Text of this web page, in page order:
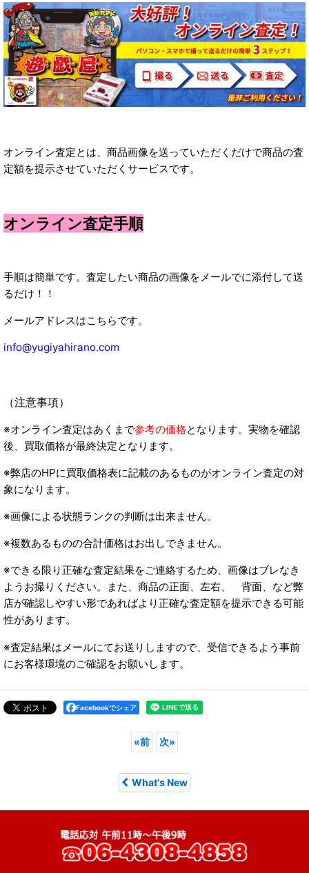
オンライン査定とは、商品画像を送っていただくだけで商品の査
定額を提示させていただくサービスです。
オンライン査定手順
手順は簡単です。査定したい商品の画像をメールでに添付して送
るだけ！！
メールアドレスはこちらです。
info@yugiyahirano.com
（注意事項）
※オンライン査定はあくまで参考の価格となります。実物を確認
後、買取価格が最終決定となります。
※弊店のHPに買取価格表に記載のあるものがオンライン査定の対
象になります。
※画像による状態ランクの判断は出来ません。
※複数あるものの合計価格はお出しできません。
※できる限り正確な査定結果をご連絡するため、画像はブレなき
ようお撮りください。また、商品の正面、左右、 背面、など弊
店が確認しやすい形であればより正確な査定額を提示できる可能
性があります。
※査定結果はメールにてお送りしますので、受信できるよう事前
にお客様環境のご確認をお願いします。
Facebookでシェア
«前 次»
What's New